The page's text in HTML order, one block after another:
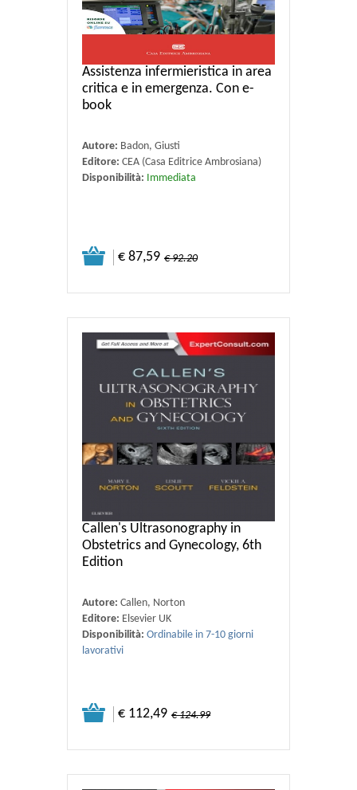
Assistenza infermieristica in area
critica e in emergenza. Con e-
book
Autore: Badon, Giusti
Editore: CEA (Casa Editrice Ambrosiana)
Disponibilità: Immediata
€ 87,59 € 92.20
Callen's Ultrasonography in
Obstetrics and Gynecology, 6th
Edition
Autore: Callen, Norton
Editore: Elsevier UK
Disponibilità: Ordinabile in 7-10 giorni
lavorativi
€ 112,49 € 124.99